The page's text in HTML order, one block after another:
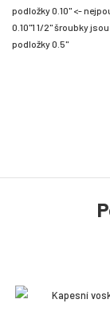
podložky 0.10" <-
0.10"1 1/2" šroubky
podložky 0.5"